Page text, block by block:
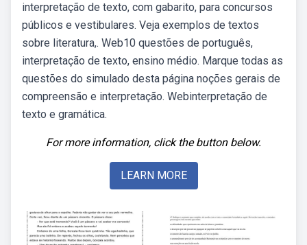
interpretação de texto, com gabarito, para concursos
públicos e vestibulares. Veja exemplos de textos
sobre literatura,. Web10 questões de português,
interpretação de texto, ensino médio. Marque todas as
questões do simulado desta página noções gerais de
compreensão e interpretação. Webinterpretação de
texto e gramática.
For more information, click the button below.
LEARN MORE